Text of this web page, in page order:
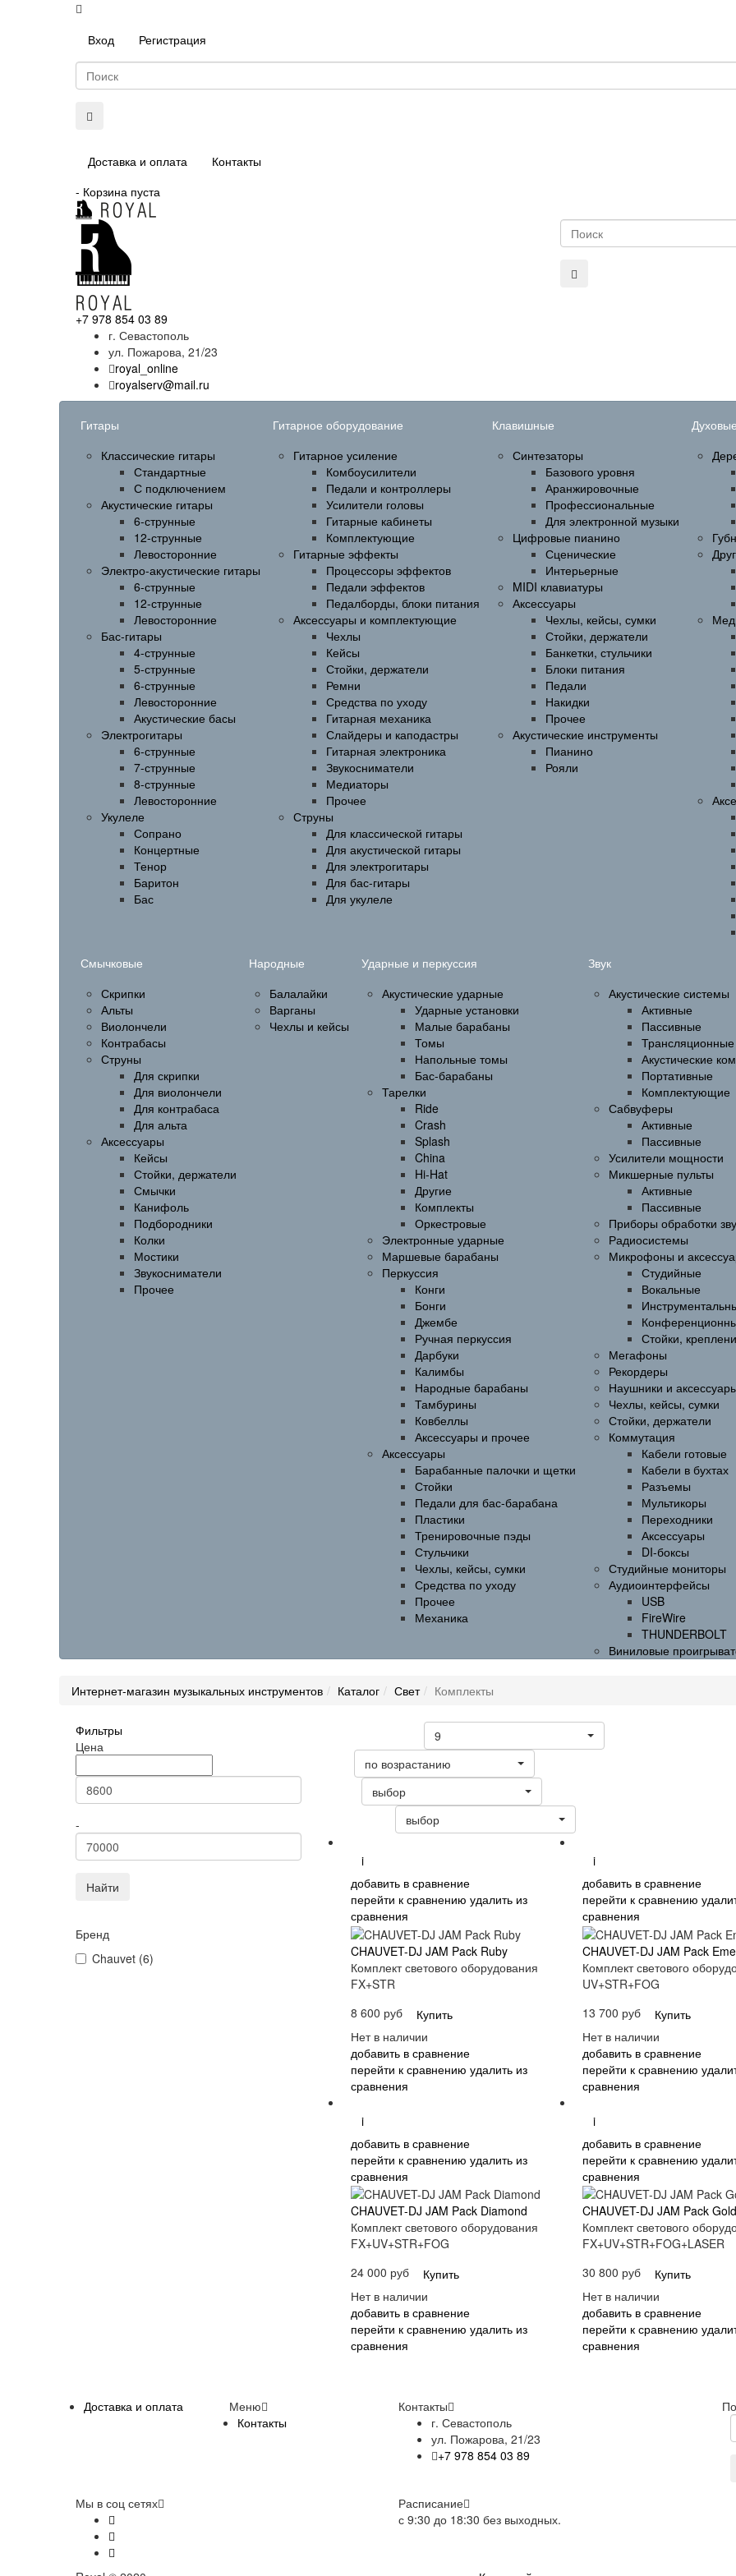
Вход Регистрация
Доставка и оплата
Контакты
- Корзина пуста
+7 978 854 03 89
г. Севастополь
ул. Пожарова, 21/23
royal_online
royalserv@mail.ru
Гитары
Классические гитары
Стандартные
С подключением
Акустические гитары
6-струнные
12-струнные
Левосторонние
Электро-акустические гитары
6-струнные
12-струнные
Левосторонние
Бас-гитары
4-струнные
5-струнные
6-струнные
Левосторонние
Акустические басы
Электрогитары
6-струнные
7-струнные
8-струнные
Левосторонние
Укулеле
Сопрано
Концертные
Тенор
Баритон
Бас
Гитарное оборудование
Гитарное усиление
Комбоусилители
Педали и контроллеры
Усилители головы
Гитарные кабинеты
Комплектующие
Гитарные эффекты
Процессоры эффектов
Педали эффектов
Педалборды, блоки питания
Аксессуары и комплектующие
Чехлы
Кейсы
Стойки, держатели
Ремни
Средства по уходу
Гитарная механика
Слайдеры и каподастры
Гитарная электроника
Звукосниматели
Медиаторы
Прочее
Струны
Для классической гитары
Для акустической гитары
Для электрогитары
Для бас-гитары
Для укулеле
Клавишные
Синтезаторы
Базового уровня
Аранжировочные
Профессиональные
Для электронной музыки
Цифровые пианино
Сценические
Интерьерные
MIDI клавиатуры
Аксессуары
Чехлы, кейсы, сумки
Стойки, держатели
Банкетки, стульчики
Блоки питания
Педали
Накидки
Прочее
Акустические инструменты
Пианино
Рояли
Духовые
Смычковые
Скрипки
Альты
Виолончели
Контрабасы
Струны
Для скрипки
Для виолончели
Для контрабаса
Для альта
Аксессуары
Кейсы
Стойки, держатели
Смычки
Канифоль
Подбородники
Колки
Мостики
Звукосниматели
Прочее
Народные
Балалайки
Варганы
Чехлы и кейсы
Ударные и перкуссия
Акустические ударные
Ударные установки
Малые барабаны
Томы
Напольные томы
Бас-барабаны
Тарелки
Ride
Crash
Splash
China
Hi-Hat
Другие
Комплекты
Оркестровые
Электронные ударные
Маршевые барабаны
Перкуссия
Конги
Бонги
Джембе
Ручная перкуссия
Дарбуки
Калимбы
Народные барабаны
Тамбурины
Ковбеллы
Аксессуары и прочее
Аксессуары
Барабанные палочки и щетки
Стойки
Педали для бас-барабана
Пластики
Тренировочные пэды
Стульчики
Чехлы, кейсы, сумки
Средства по уходу
Прочее
Механика
Звук
Акустические системы
Активные
Пассивные
Трансляционные
Акустические
Портативные
Комплектующие
Сабвуферы
Активные
Пассивные
Усилители мощности
Микшерные пульты
Активные
Пассивные
Приборы обработки
Радиосистемы
Микрофоны и
Студийные
Вокальные
Стойки,
Мегафоны
Рекордеры
Наушники и
Чехлы, кейсы, сумки
Стойки, держатели
Коммутация
Кабели готовые
Кабели в бухтах
Разъемы
Мультикоры
Переходники
Аксессуары
DI-боксы
Студийные мониторы
Аудиоинтерфейсы
USB
FireWire
THUNDERBOLT
Виниловые
Интернет-магазин музыкальных инструментов Каталог Свет Комплекты
Фильтры
Цена
-
Найти
Бренд
Chauvet (6)
9
по возрастанию
выбор
выбор
i
добавить в сравнение
перейти к сравнению удалить из
сравнения
CHAUVET-DJ JAM Pack Ruby
Комплект светового оборудования
FX+STR
8 600 руб
Купить
Нет в наличии
добавить в сравнение
перейти к сравнению удалить из
сравнения
i
добавить в сравнение
перейти к сравнению
сравнения
CHAUVET-DJ JAM Pack
Комплект светового
UV+STR+FOG
13 700 руб
Купить
Нет в наличии
добавить в сравнение
перейти к сравнению
сравнения
i
добавить в сравнение
перейти к сравнению удалить из
сравнения
CHAUVET-DJ JAM Pack Diamond
Комплект светового оборудования
FX+UV+STR+FOG
24 000 руб
Купить
Нет в наличии
добавить в сравнение
перейти к сравнению удалить из
сравнения
i
добавить в сравнение
перейти к сравнению
сравнения
CHAUVET-DJ JAM Pack Gold
Комплект светового
FX+UV+STR+FOG+LASER
30 800 руб
Купить
Нет в наличии
добавить в сравнение
перейти к сравнению
сравнения
Меню
Доставка и оплата
Контакты
Контакты
г. Севастополь
ул. Пожарова, 21/23
+7 978 854 03 89
Мы в соц сетях
Расписание
с 9:30 до 18:30 без выходных.